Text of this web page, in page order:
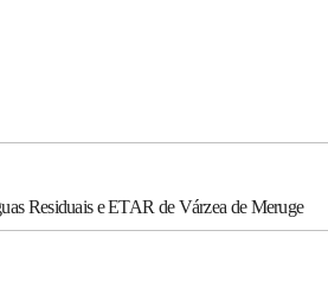
Residuais e ETAR de Várzea de Meruge